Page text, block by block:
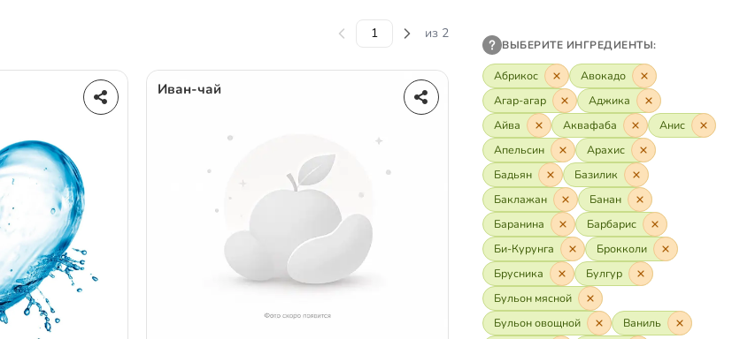
из 2
Иван-чай
ВЫБЕРИТЕ ИНГРЕДИЕНТЫ:
Абрикос
Авокадо
Агар-агар
Аджика
Айва
Аквафаба
Анис
Апельсин
Арахис
Бадьян
Базилик
Баклажан
Банан
Баранина
Барбарис
Би-Курунга
Брокколи
Брусника
Булгур
Бульон мясной
Бульон овощной
Ваниль